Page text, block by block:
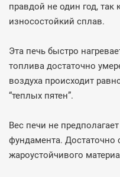
правдой не один год, так
износостойкий сплав.
Эта печь быстро
топлива достаточно
воздуха происходит
“теплых пятен”.
Вес печи не
фундамента. Достаточно
жароустойчивого